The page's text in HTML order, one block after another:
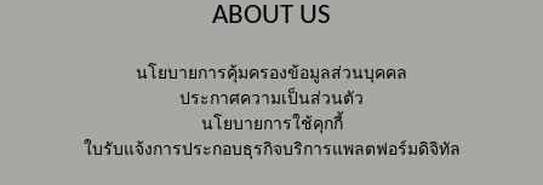
ABOUT US
นโยบายการคุ้มครองข้อมูลส่วนบุคคล
ประกาศความเป็นส่วนตัว
นโยบายการใช้คุกกี้
ใบรับแจ้งการประกอบธุรกิจบริการแพลตฟอร์มดิจิทัล